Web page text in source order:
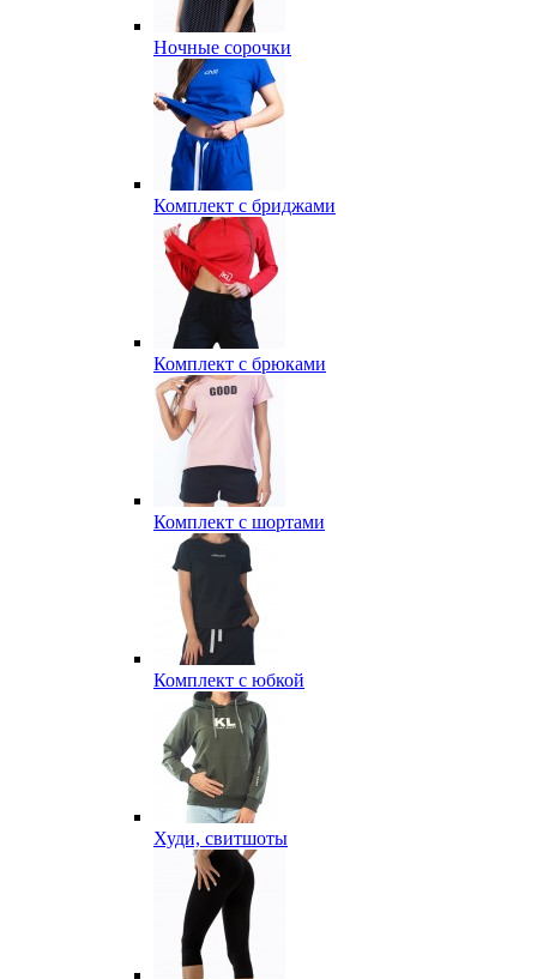
Ночные сорочки
Комплект с бриджами
Комплект с брюками
Комплект с шортами
Комплект с юбкой
Худи, свитшоты